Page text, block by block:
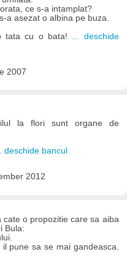
ce s-a intamplat?
a asezat o albina pe buza.
tata cu o bata! ... deschide
2007
la flori sunt organe de
deschide bancul
2012
cate o propozitie care sa aiba
Bula:
pune sa se mai gandeasca.